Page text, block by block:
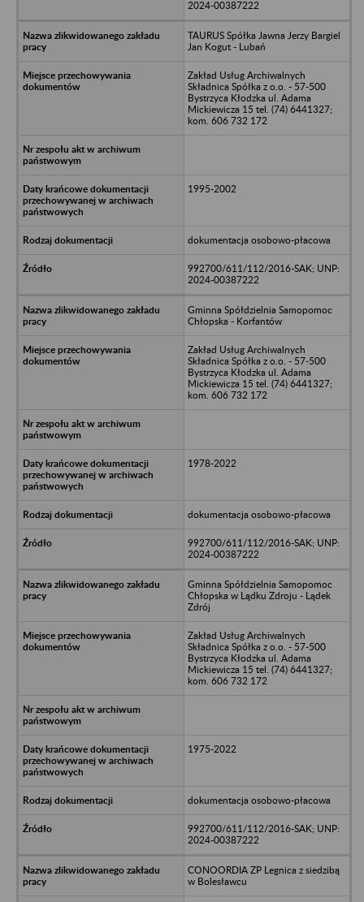
2024-00387222
TAURUS Spółka Jawna Jerzy Bargiel
Jan Kogut - Lubań
Zakład Usług Archiwalnych
Składnica Spółka z o.o. - 57-500
Bystrzyca Kłodzka ul. Adama
Mickiewicza 15 tel. (74) 6441327;
kom. 606 732 172
1995-2002
dokumentacja osobowo-płacowa
992700/611/112/2016-SAK; UNP:
2024-00387222
Gminna Spółdzielnia Samopomoc
Chłopska - Korfantów
Zakład Usług Archiwalnych
Składnica Spółka z o.o. - 57-500
Bystrzyca Kłodzka ul. Adama
Mickiewicza 15 tel. (74) 6441327;
kom. 606 732 172
1978-2022
dokumentacja osobowo-płacowa
992700/611/112/2016-SAK; UNP:
2024-00387222
Gminna Spółdzielnia Samopomoc
Chłopska w Lądku Zdroju - Lądek
Zdrój
Zakład Usług Archiwalnych
Składnica Spółka z o.o. - 57-500
Bystrzyca Kłodzka ul. Adama
Mickiewicza 15 tel. (74) 6441327;
kom. 606 732 172
1975-2022
dokumentacja osobowo-płacowa
992700/611/112/2016-SAK; UNP:
2024-00387222
CONOORDIA ZP Legnica z siedzibą
w Bolesławcu